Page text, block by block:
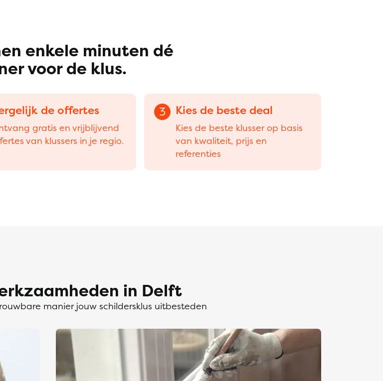
enkele minuten dé
voor de klus.
de offertes
gratis en vrijblijvend
van klussers in je regio.
3 Kies de beste deal
Kies de beste klusser op basis
van kwaliteit, prijs en
referenties
in Delft
manier jouw schildersklus uitbesteden